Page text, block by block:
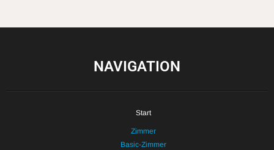
NAVIGATION
Start
Zimmer
Basic-Zimmer